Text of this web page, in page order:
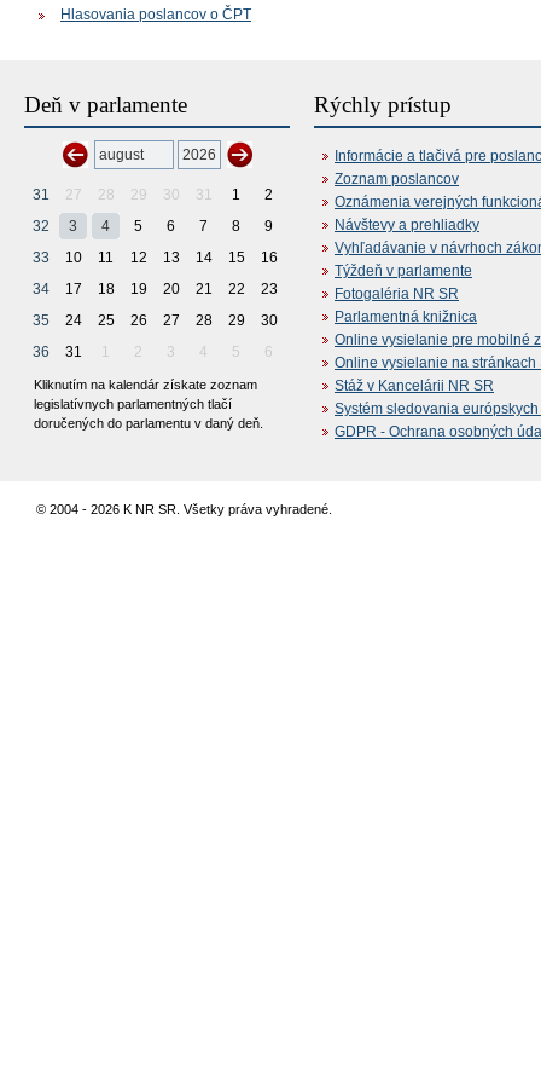
Hlasovania poslancov o ČPT
Deň v parlamente
31 27 28 29 30 31 1
2
32
3 4 5 6 7 8
9
33
10 11 12 13 14 15
16
34
17 18 19 20 21 22
23
35
24 25 26 27 28 29
30
36
31 1 2 3 4 5 6
Kliknutím na kalendár získate zoznam
legislatívnych parlamentných tlačí
doručených do parlamentu v daný deň.
Rýchly prístup
Informácie a tlačivá pre
Zoznam poslancov
Oznámenia verejných
Návštevy a prehliadky
Vyhľadávanie v návrhoch
Týždeň v parlamente
Fotogaléria NR SR
Parlamentná knižnica
Online vysielanie pre mobilné
Online vysielanie na stránkach
Stáž v Kancelárii NR SR
Systém sledovania
GDPR - Ochrana osobných
© 2004 - 2026 K NR SR. Všetky práva vyhradené.